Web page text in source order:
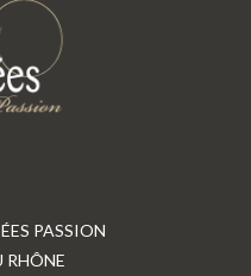
PASSION
RHÔNE